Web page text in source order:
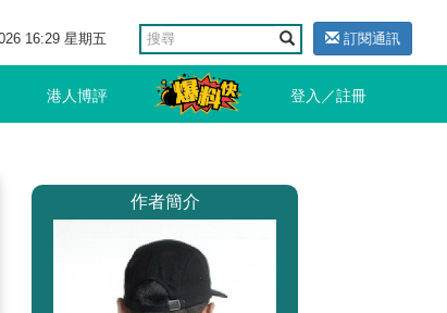
16:29 星期五 訂閱通訊
港人博評 登入／註冊
作者簡介